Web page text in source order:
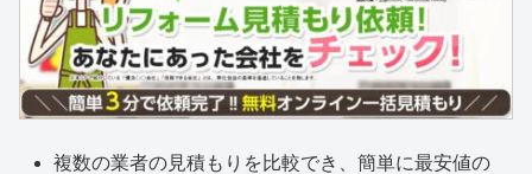
複数の業者の見積もりを比較でき、簡単に最安値の